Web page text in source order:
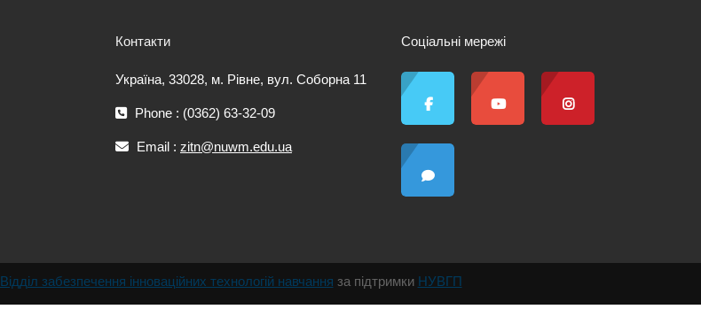
Контакти
Україна, 33028, м. Рівне, вул. Соборна 11
Phone : (0362) 63-32-09
Email : zitn@nuwm.edu.ua
Соціальні мережі
Відділ забезпечення інноваційних технологій навчання за підтримки НУВГП